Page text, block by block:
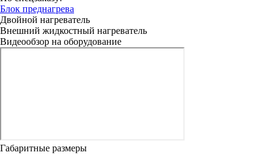
Блок преднагрева
Двойной нагреватель
Внешний жидкостный нагреватель
Видеообзор на оборудование
Габаритные размеры